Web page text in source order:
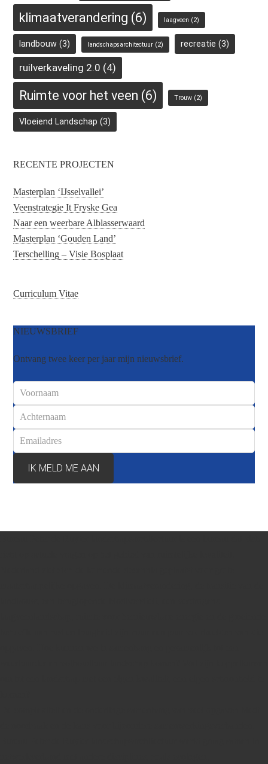
klimaatverandering (6) laagveen (2)
landbouw (3) landschapsarchitectuur (2) recreatie (3)
ruilverkaveling 2.0 (4)
Ruimte voor het veen (6) Trouw (2)
Vloeiend Landschap (3)
RECENTE PROJECTEN
Masterplan ‘IJsselvallei’
Veenstrategie It Fryske Gea
Naar een weerbare Alblasserwaard
Masterplan ‘Gouden Land’
Terschelling – Visie Bosplaat
Curriculum Vitae
NIEUWSBRIEF
Ontvang twee keer per jaar mijn nieuwsbrief.